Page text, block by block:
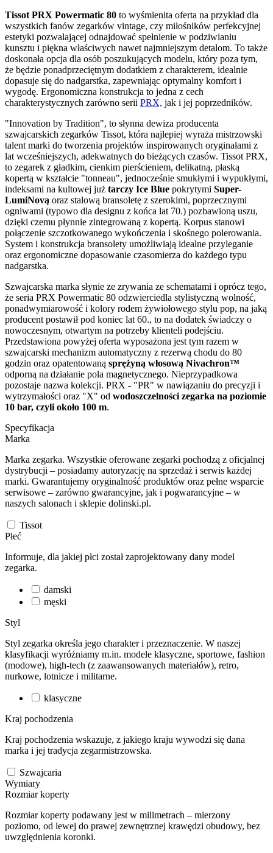
Tissot PRX Powermatic 80 to wyśmienita oferta na przykład dla
wszystkich fanów zegarków vintage, czy miłośników perfekcyjnej
estetyki pozwalającej odnajdować spełnienie w podziwianiu
kunsztu i piękna właściwych nawet najmniejszym detalom. To także
doskonała opcja dla osób poszukujących modelu, który poza tym,
że będzie ponadprzeciętnym dodatkiem z charakterem, idealnie
dopasuje się do nadgarstka, zapewniając optymalny komfort i
wygodę. Ergonomiczna konstrukcja to jedna z cech
charakterystycznych zarówno serii PRX, jak i jej poprzedników.
"Innovation by Tradition", to słynna dewiza producenta
szwajcarskich zegarków Tissot, która najlepiej wyraża mistrzowski
talent marki do tworzenia projektów inspirowanych oryginałami z
lat wcześniejszych, adekwatnych do bieżących czasów. Tissot PRX,
to zegarek z gładkim, cienkim pierścieniem, delikatną, płaską
kopertą w kształcie "tonneau", jednocześnie smukłymi i wypukłymi,
indeksami na kultowej już tarczy Ice Blue pokrytymi Super-
LumiNovą oraz stalową bransoletę z szerokimi, poprzecznymi
ogniwami (typowo dla designu z końca lat 70.) pozbawioną uszu,
dzięki czemu płynnie zintegrowaną z kopertą. Korpus stanowi
połączenie szczotkowanego wykończenia i skośnego polerowania.
System i konstrukcja bransolety umożliwiają idealne przyleganie
oraz ergonomiczne dopasowanie czasomierza do każdego typu
nadgarstka.
Szwajcarska marka słynie ze zrywania ze schematami i oprócz tego,
że seria PRX Powermatic 80 odzwierciedla stylistyczną wolność,
ponadwymiarowość i kolory rodem żywiołowego stylu pop, na jaką
producent postawił pod koniec lat 60., to na dodatek świadczy o
nowoczesnym, otwartym na potrzeby klienteli podejściu.
Przedstawiona powyżej oferta wyposażona jest tym razem w
szwajcarski mechanizm automatyczny z rezerwą chodu do 80
godzin oraz opatentowaną sprężyną włosową Nivachron™
odporną na działanie pola magnetycznego. Nieprzypadkowa
pozostaje nazwa kolekcji. PRX - "PR" w nawiązaniu do precyzji i
wytrzymałości oraz "X" od wodoszczelności zegarka na poziomie
10 bar, czyli około 100 m.
Specyfikacja
Marka
Marka zegarka. Wszystkie oferowane zegarki pochodzą z oficjalnej
dystrybucji – posiadamy autoryzację na sprzedaż i serwis każdej
marki. Gwarantujemy oryginalność produktów oraz pełne wsparcie
serwisowe – zarówno gwarancyjne, jak i pogwarancyjne – w
naszych salonach i sklepie dolinski.pl.
Tissot
Płeć
Informuje, dla jakiej płci został zaprojektowany dany model
zegarka.
damski
męski
Styl
Styl zegarka określa jego charakter i przeznaczenie. W naszej
klasyfikacji wyróżniamy m.in. modele klasyczne, sportowe, fashion
(modowe), high-tech (z zaawansowanych materiałów), retro,
nurkowe, lotnicze i militarne.
klasyczne
Kraj pochodzenia
Kraj pochodzenia wskazuje, z jakiego kraju wywodzi się dana
marka i jej tradycja zegarmistrzowska.
Szwajcaria
Wymiary
Rozmiar koperty
Rozmiar koperty podawany jest w milimetrach – mierzony
poziomo, od lewej do prawej zewnętrznej krawędzi obudowy, bez
uwzględnienia koronki.